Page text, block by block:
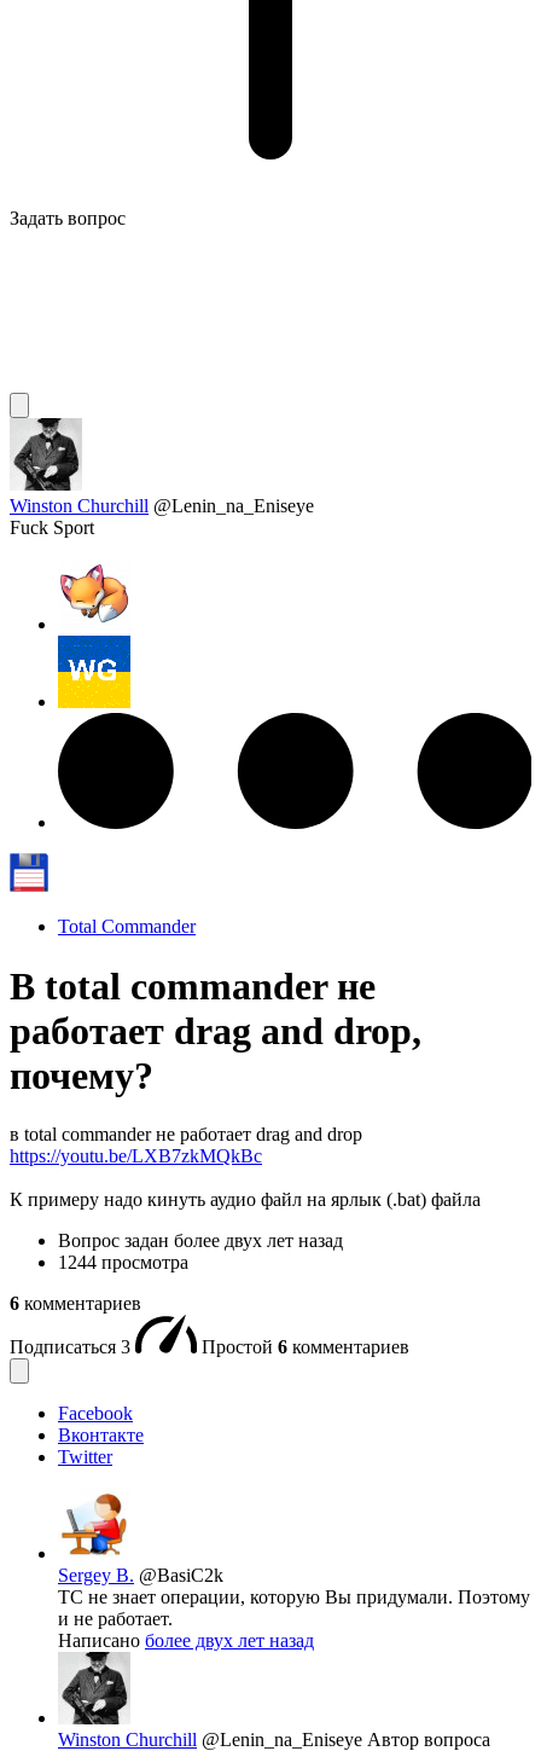
Задать вопрос
Winston Churchill @Lenin_na_Eniseye
Fuck Sport
Total Commander
В total commander не
работает drag and drop,
почему?
в total commander не работает drag and drop
https://youtu.be/LXB7zkMQkBc
К примеру надо кинуть аудио файл на ярлык (.bat) файла
Вопрос задан более двух лет назад
1244 просмотра
6 комментариев
Подписаться 3 Простой 6 комментариев
Facebook
Вконтакте
Twitter
Sergey В. @BasiC2k
TC не знает операции, которую Вы придумали. Поэтому
и не работает.
Написано более двух лет назад
Winston Churchill @Lenin_na_Eniseye Автор вопроса